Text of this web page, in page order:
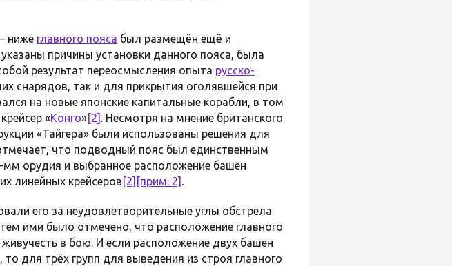
ниже главного пояса был размещён ещё и
причины установки данного пояса, была
результат переосмысления опыта русско-
снарядов, так и для прикрытия оголявшейся при
на новые японские капитальные корабли, в том
«Конго»[2] . Несмотря на мнение британского
«Тайгера» были использованы решения для
что подводный пояс был единственным
мм орудия и выбранное расположение башен
линейных крейсеров [2] [прим. 2] .
его за неудовлетворительные углы обстрела
ими было отмечено, что расположение главного
в бою. И если расположение двух башен
для трёх групп для выведения из строя главного